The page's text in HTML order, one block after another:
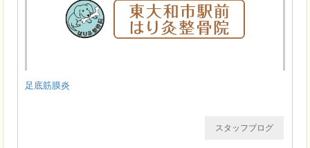
足底筋膜炎
スタッフブログ